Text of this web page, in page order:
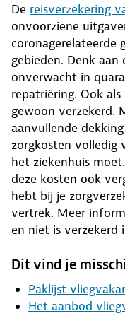
De reisverzekering
onvoorziene
coronagerelateerde
gebieden. Denk
onverwacht in
repatriëring. Ook
gewoon verzekerd.
aanvullende
zorgkosten volledig
het ziekenhuis
deze kosten ook
hebt bij je
vertrek. Meer
en niet is verzekerd
Dit vind je
Paklijst
Het aanbod